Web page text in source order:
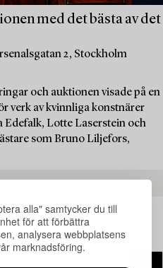
alla" samtycker du till
för att förbättra
analysera webbplatsens
marknadsföring.
med det bästa av det
2, Stockholm
och auktionen visade på en
verk av kvinnliga konstnärer
Edefalk, Lotte Laserstein och
som Bruno Liljefors,